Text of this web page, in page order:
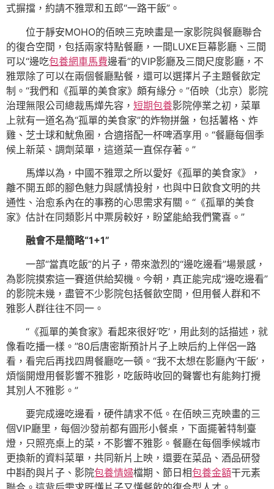
式摒擋，約請不雅眾和五郎“一路干飯”。
位于靜安MOHO的佰映三克映畫是一家影院與餐廳聯合
的復合空間，包括兩家特點餐廳，一間LUXE巨幕影廳、三間
可以“邊吃包養網車馬費邊看”的VIP影廳及三間尺度影廳，不
雅眾除了可以在兩個餐廳點餐，還可以選擇片子主題餐飲定
制。“我們和《孤單的美食家》頗有緣分。”佰映（北京）影院
治理無限公司總裁馬燁先容， 短期包養影院停業之初，菜單
上就有一道名為“孤單的美食家”的炸物拼盤，包括薯格、炸
雞、芝士球和魷魚圈，合適搭配一杯啤酒享用。“餐廳每個季
候上新菜、調劑菜單，這道菜一直保存著。”
馬燁以為，中國不雅眾之所以愛好《孤單的美食家》，
離不開五郎的腳色魅力與感情投射，也與中日飲食文明的共
通性、治愈系內在的事務的心思需求有關。“《孤單的美食
家》估計在同類影片中票房較好，盼望能給我們驚喜。”
融會不是簡略“1+1”
一部“當真吃飯”的片子，帶來激烈的“邊吃邊看”場景感，
為影院摸索這一賽道供給契機。今朝，真正能完成“邊吃邊看”
的影院未幾，盡管不少影院包括餐飲空間，但用餐人群和不
雅影人群往往不同一。
“《孤單的美食家》看起來很好‘吃’，用此刻的話描述，就
像看吃播一樣。”80后唐密斯預計片子上映后約上伴侶一路
看，看完后再找四周餐廳吃一頓。“我不太想在影廳內‘干飯’，
煩惱開燈用餐影響不雅影，吃飯時收回的聲響也有能夠打攪
其別人不雅影。”
要完成邊吃邊看，硬件請求不低。在佰映三克映畫的三
個VIP廳里，每個沙發前都有圓形小餐桌，下面擺著特制臺
燈，只照亮桌上的菜，不影響不雅影。餐廳在每個季候城市
更換新的資料菜單，共同新片上映，還要在菜品、酒品研發
中斟酌與片子、影院包養情婦檔期、節日相包養金額干元素